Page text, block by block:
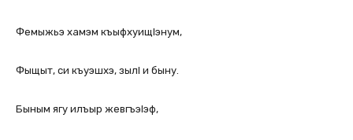
Фемыжьэ хамэм къыфхуищIэнум,
Фыщыт, си къуэшхэ, зылI и быну.
Быным ягу илъыр жевгъэIэф,